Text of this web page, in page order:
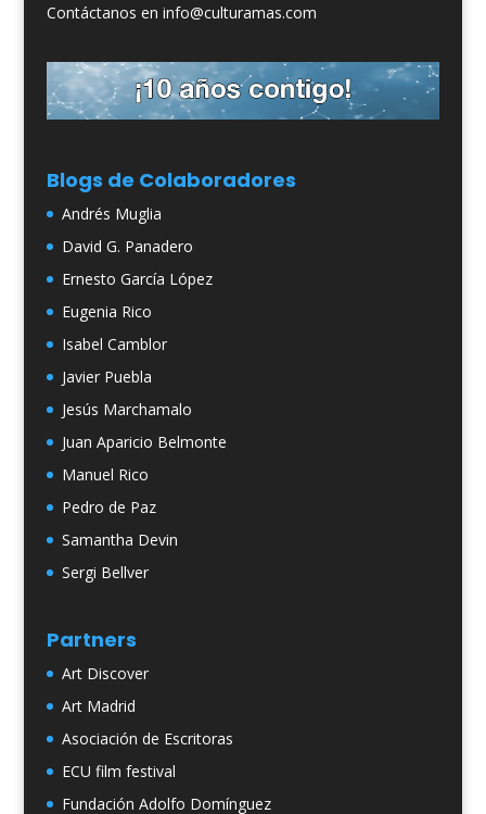
Contáctanos en info@culturamas.com
Blogs de Colaboradores
Andrés Muglia
David G. Panadero
Ernesto García López
Eugenia Rico
Isabel Camblor
Javier Puebla
Jesús Marchamalo
Juan Aparicio Belmonte
Manuel Rico
Pedro de Paz
Samantha Devin
Sergi Bellver
Partners
Art Discover
Art Madrid
Asociación de Escritoras
ECU film festival
Fundación Adolfo Domínguez